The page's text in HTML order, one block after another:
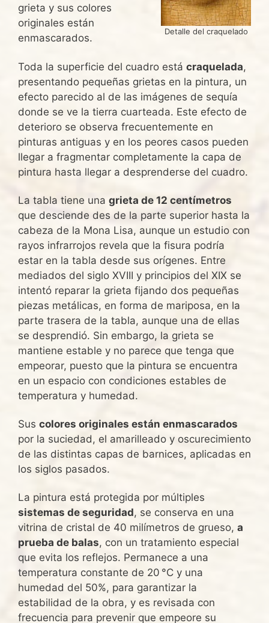
Detalle del craquelado
grieta y sus colores
originales están
enmascarados.
Toda la superficie del cuadro está craquelada,
presentando pequeñas grietas en la pintura, un
efecto parecido al de las imágenes de sequía
donde se ve la tierra cuarteada. Este efecto de
deterioro se observa frecuentemente en
pinturas antiguas y en los peores casos pueden
llegar a fragmentar completamente la capa de
pintura hasta llegar a desprenderse del cuadro.
La tabla tiene una grieta de 12 centímetros
que desciende des de la parte superior hasta la
cabeza de la Mona Lisa, aunque un estudio con
rayos infrarrojos revela que la fisura podría
estar en la tabla desde sus orígenes. Entre
mediados del siglo XVIII y principios del XIX se
intentó reparar la grieta fijando dos pequeñas
piezas metálicas, en forma de mariposa, en la
parte trasera de la tabla, aunque una de ellas
se desprendió. Sin embargo, la grieta se
mantiene estable y no parece que tenga que
empeorar, puesto que la pintura se encuentra
en un espacio con condiciones estables de
temperatura y humedad.
Sus colores originales están enmascarados
por la suciedad, el amarilleado y oscurecimiento
de las distintas capas de barnices, aplicadas en
los siglos pasados.
La pintura está protegida por múltiples
sistemas de seguridad, se conserva en una
vitrina de cristal de 40 milímetros de grueso, a
prueba de balas, con un tratamiento especial
que evita los reflejos. Permanece a una
temperatura constante de 20 °C y una
humedad del 50%, para garantizar la
estabilidad de la obra, y es revisada con
frecuencia para prevenir que empeore su